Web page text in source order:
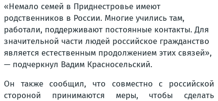
«Немало семей в Приднестровье имеют
родственников в России. Многие учились там,
работали, поддерживают постоянные контакты. Для
значительной части людей российское гражданство
является естественным продолжением этих связей»,
— подчеркнул Вадим Красносельский.
Он также сообщил, что совместно с российской
стороной принимаются меры, чтобы сделать